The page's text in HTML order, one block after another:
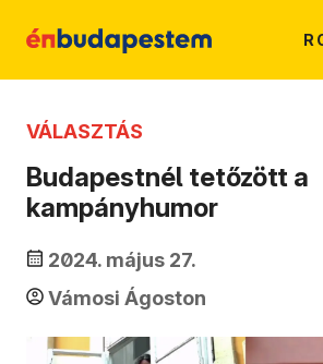
VÁLASZTÁS
Budapestnél tetőzött a
kampányhumor
2024. május 27.
Vámosi Ágoston